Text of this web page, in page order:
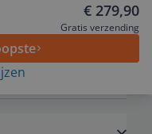
€ 279,90
Gratis verzending